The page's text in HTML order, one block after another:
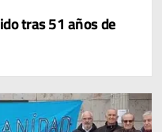
tras 51 años de